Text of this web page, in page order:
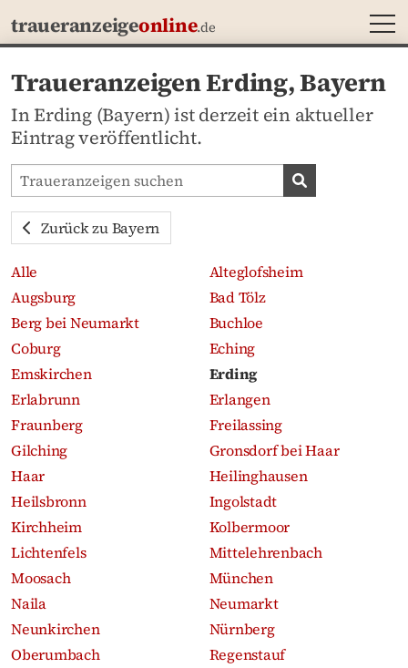
traueranzeigeonline.de
Traueranzeigen Erding, Bayern
In Erding (Bayern) ist derzeit ein aktueller
Eintrag veröffentlicht.
Traueranzeigen-Portal durchsuchen
Zurück zu Bayern
Alle
Alteglofsheim
Augsburg
Bad Tölz
Berg bei Neumarkt
Buchloe
Coburg
Eching
Emskirchen
Erding
Erlabrunn
Erlangen
Fraunberg
Freilassing
Gilching
Gronsdorf bei Haar
Haar
Heilinghausen
Heilsbronn
Ingolstadt
Kirchheim
Kolbermoor
Lichtenfels
Mittelehrenbach
Moosach
München
Naila
Neumarkt
Neunkirchen
Nürnberg
Oberumbach
Regenstauf